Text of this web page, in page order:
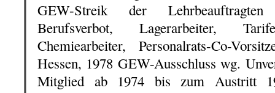
GEW-Streik der Lehrbeauftragten
Berufsverbot, Lagerarbeiter,
Chemiearbeiter, Personalrats-Co-
Hessen, 1978 GEW-Ausschluss wg.
Mitglied ab 1974 bis zum Austritt